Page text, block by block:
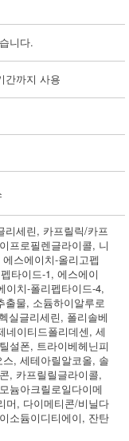
니다.
간까지 사용
리세린, 카프릴릭/카프
프로필렌글라이콜, 니
스에이치-올리고펩
타이드-1, 에스에이
이치-폴리펩타이드-4,
출물, 소듐하이알루로
실글리세린, 폴리솔베
네이티드폴리데센, 세
설폰, 트라이베헤닌피
, 세테아릴알코올, 솔
, 카프릴릴글라이콜,
늄아크릴로일다이메
머, 다이메티콘/비닐다
소듐이디티에이, 잔탄